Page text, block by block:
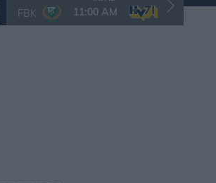
FBK 11:00 AM HV71